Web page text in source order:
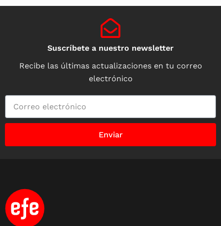
Suscríbete a nuestro newsletter
Recibe las últimas actualizaciones en tu correo
electrónico
Enviar